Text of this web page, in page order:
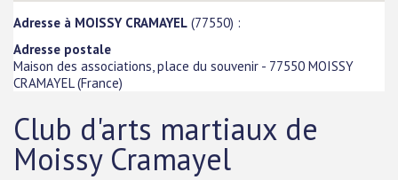
Adresse à MOISSY CRAMAYEL (77550) :
Adresse postale
Maison des associations, place du souvenir - 77550 MOISSY
CRAMAYEL(France)
Club d'arts martiaux de
Moissy Cramayel